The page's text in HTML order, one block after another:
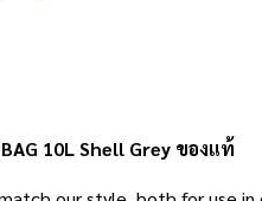
BAG 10L Shell Grey ของแท้